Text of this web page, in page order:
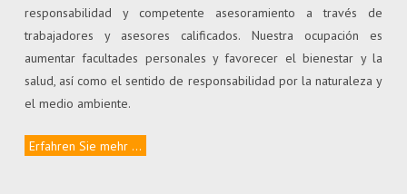
responsabilidad y competente asesoramiento a través de
trabajadores y asesores calificados. Nuestra ocupación es
aumentar facultades personales y favorecer el bienestar y la
salud, así como el sentido de responsabilidad por la naturaleza y
el medio ambiente.
Erfahren Sie mehr ...